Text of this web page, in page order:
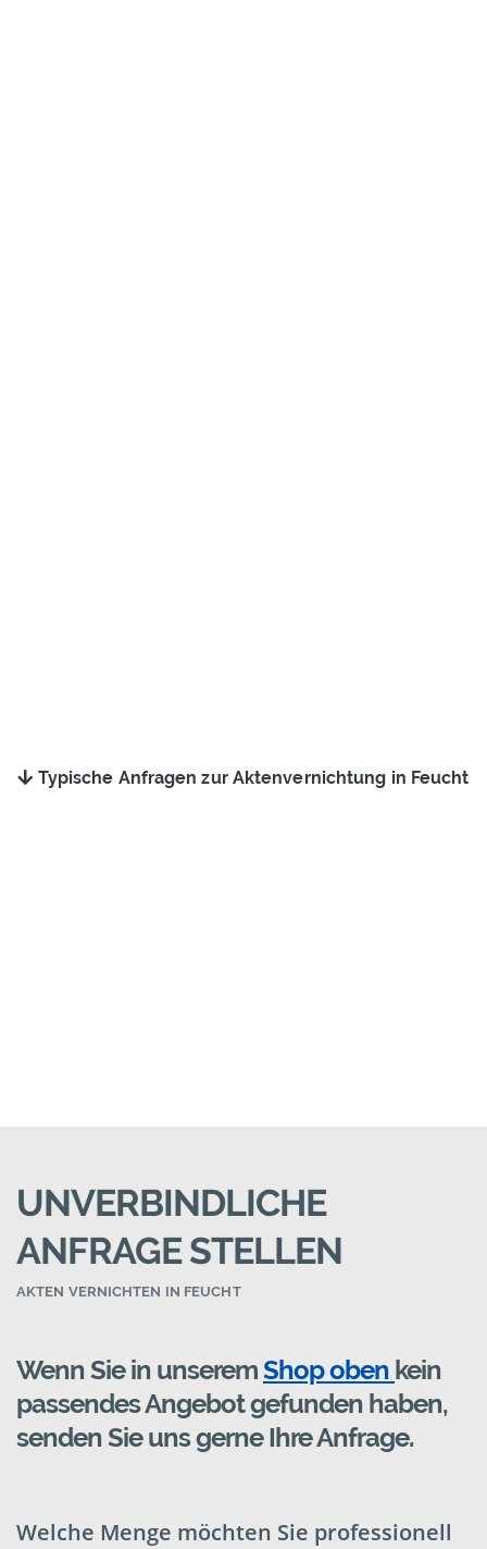
Typische Anfragen zur Aktenvernichtung in Feucht
UNVERBINDLICHE
ANFRAGE STELLEN
AKTEN VERNICHTEN IN FEUCHT
Wenn Sie in unseremShop oben kein
passendes Angebot gefunden haben,
senden Sie uns gerne Ihre Anfrage.
Welche Menge möchten Sie professionell